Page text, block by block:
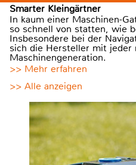
Smarter Kleingärtner
In kaum einer Maschinen-
so schnell von statten, wie
Insbesondere bei der
sich die Hersteller mit jeder
Maschinengeneration.
>> Mehr erfahren
>> Alle anzeigen